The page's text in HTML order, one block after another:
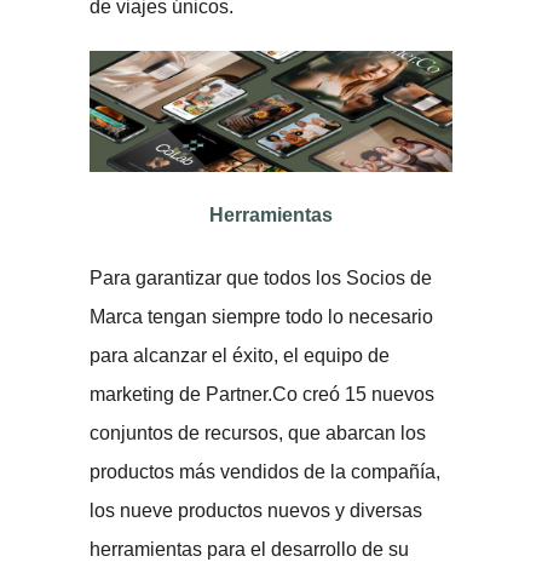
de viajes únicos.
Herramientas
Para garantizar que todos los Socios de
Marca tengan siempre todo lo necesario
para alcanzar el éxito, el equipo de
marketing de Partner.Co creó 15 nuevos
conjuntos de recursos, que abarcan los
productos más vendidos de la compañía,
los nueve productos nuevos y diversas
herramientas para el desarrollo de su